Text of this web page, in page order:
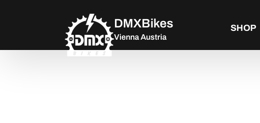
DMXBikes
Vienna Austria
SHOP